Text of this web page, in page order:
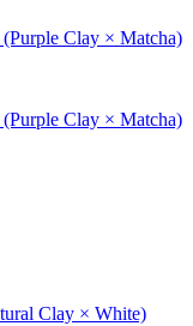
Clay × Matcha)
Clay × Matcha)
Clay × White)